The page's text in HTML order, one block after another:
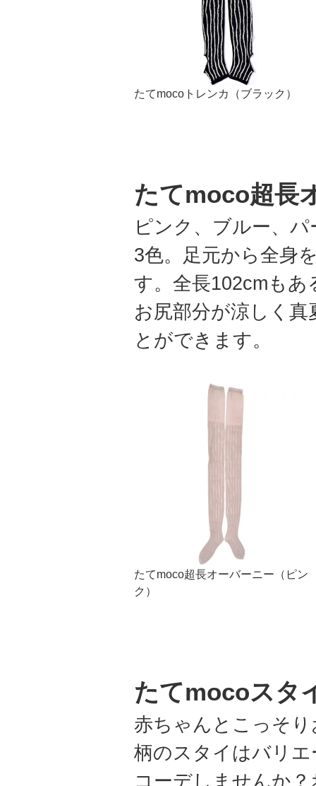
たてmocoトレンカ（ブラック）
たてmoco超長
ピンク、ブルー、
3色。足元から全身
す。全長102cmも
お尻部分が涼しく
とができます。
たてmoco超長オーバーニー（ピン
ク）
たてmocoスタ
赤ちゃんとこっそ
柄のスタイはバリ
コーデしませんか